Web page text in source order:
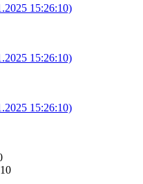
15:26:10)
15:26:10)
15:26:10)